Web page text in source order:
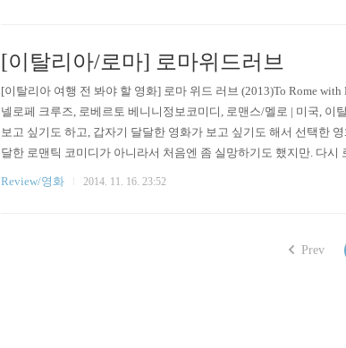
[이탈리아/로마] 로마위드러브
[이탈리아 여행 전 봐야 할 영화] 로마 위드 러브 (2013)To Rome
넬로페 크루즈, 로베르토 베니니정보코미디, 로맨스/멜로 | 미국, 이
보고 싶기도 하고, 갑자기 달달한 영화가 보고 싶기도 해서 선택한
달한 로맨틱 코미디가 아니라서 처음엔 좀 실망하기도 했지만. 다
마 사람들 이야기. 지저분. 소매치기. 뜨거운 햇빛. 넘쳐나는 관광객
Review/영화 2014. 11. 16. 23:52
Prev